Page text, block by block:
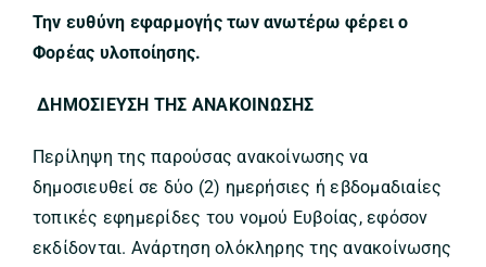
Την ευθύνη εφαρμογής των ανωτέρω φέρει ο
Φορέας υλοποίησης.
ΔΗΜΟΣΙΕΥΣΗ ΤΗΣ ΑΝΑΚΟΙΝΩΣΗΣ
Περίληψη της παρούσας ανακοίνωσης να
δημοσιευθεί σε δύο (2) ημερήσιες ή εβδομαδιαίες
τοπικές εφημερίδες του νομού Ευβοίας, εφόσον
εκδίδονται. Ανάρτηση ολόκληρης της ανακοίνωσης